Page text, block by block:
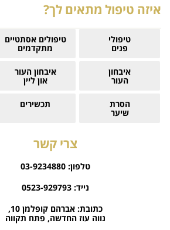
איזה טיפול מתאים לך?
טיפולי
פנים
טיפולים אסתטיים
מתקדמים
איבחון
העור
איבחון העור
און ליין
הסרת
שיער
תכשירים
צרי קשר
טלפון:03-9234880
נייד:0523-929793
כתובת:אברהם קופלמן 10,
נווה עוז החדשה, פתח תקווה